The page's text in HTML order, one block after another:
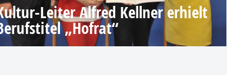
Leiter Alfred Kellner erhielt
„Hofrat“